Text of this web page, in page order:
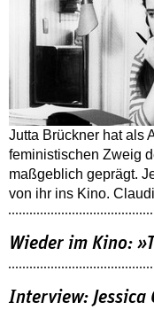
Jutta Brückner hat als
feministischen Zweig
maßgeblich geprägt.
von ihr ins Kino.
Wieder im Kino:
Interview: Jessica